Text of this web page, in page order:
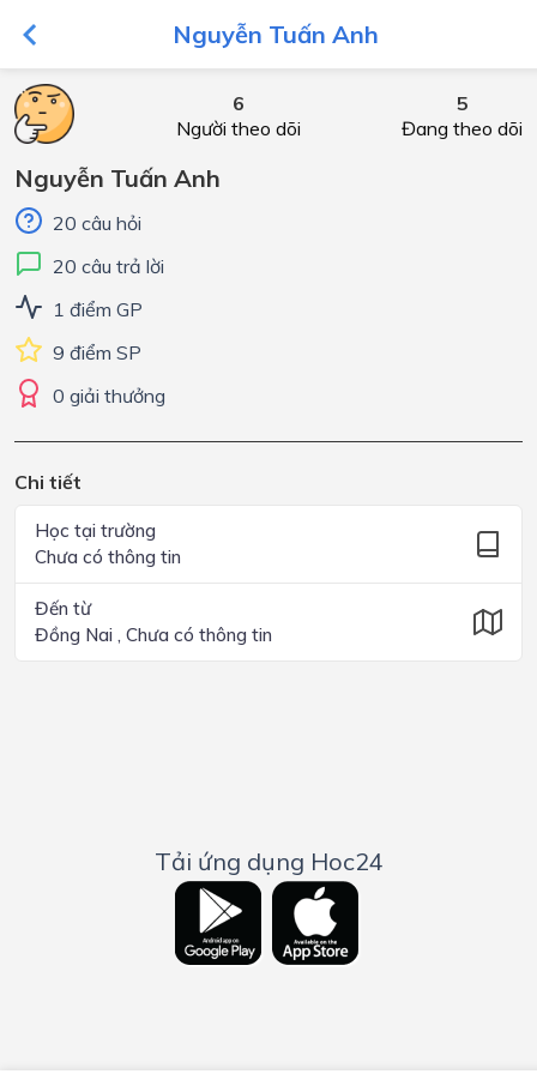
Nguyễn Tuấn Anh
6
Người theo dõi
5
Đang theo dõi
Nguyễn Tuấn Anh
20 câu hỏi
20 câu trả lời
1 điểm GP
9 điểm SP
0 giải thưởng
Chi tiết
Học tại trường
Chưa có thông tin
Đến từ
Đồng Nai , Chưa có thông tin
Tải ứng dụng Hoc24